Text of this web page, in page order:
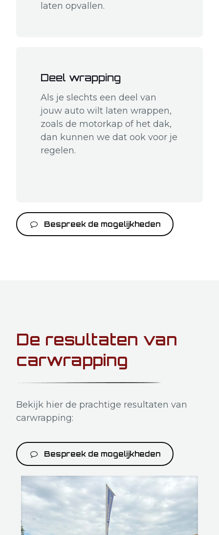
laten opvallen.
Deel wrapping
Als je slechts een deel van
jouw auto wilt laten wrappen,
zoals de motorkap of het dak,
dan kunnen we dat ook voor je
regelen.
Bespreek de mogelijkheden
De resultaten van
carwrapping
Bekijk hier de prachtige resultaten van
carwrapping:
Bespreek de mogelijkheden